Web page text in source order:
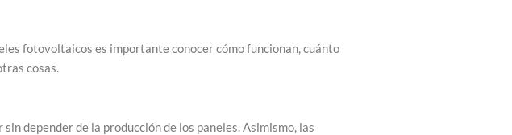
fotovoltaicos es importante conocer cómo funcionan, cuánto
cosas.
depender de la producción de los paneles. Asimismo, las